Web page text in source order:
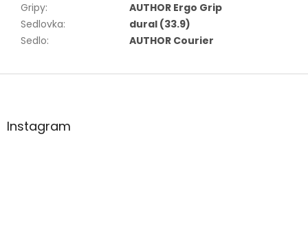
Gripy:
AUTHOR Ergo Grip
Sedlovka:
dural (33.9)
Sedlo: AUTHOR Courier
Z
aInstagram